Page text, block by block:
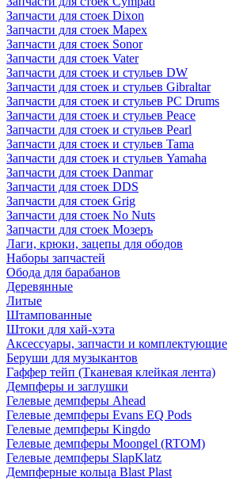
Запчасти для стоек Dixon
Запчасти для стоек Mapex
Запчасти для стоек Sonor
Запчасти для стоек Vater
Запчасти для стоек и стульев DW
Запчасти для стоек и стульев Gibraltar
Запчасти для стоек и стульев PC Drums
Запчасти для стоек и стульев Peace
Запчасти для стоек и стульев Pearl
Запчасти для стоек и стульев Tama
Запчасти для стоек и стульев Yamaha
Запчасти для стоек Danmar
Запчасти для стоек DDS
Запчасти для стоек Grig
Запчасти для стоек No Nuts
Запчасти для стоек Мозеръ
Лаги, крюки, зацепы для ободов
Наборы запчастей
Обода для барабанов
Деревянные
Литые
Штампованные
Штоки для хай-хэта
Аксессуары, запчасти и комплектующие
Беруши для музыкантов
Гаффер тейп (Тканевая клейкая лента)
Демпферы и заглушки
Гелевые демпферы Ahead
Гелевые демпферы Evans EQ Pods
Гелевые демпферы Kingdo
Гелевые демпферы Moongel (RTOM)
Гелевые демпферы SlapKlatz
Демпферные кольца Blast Plast